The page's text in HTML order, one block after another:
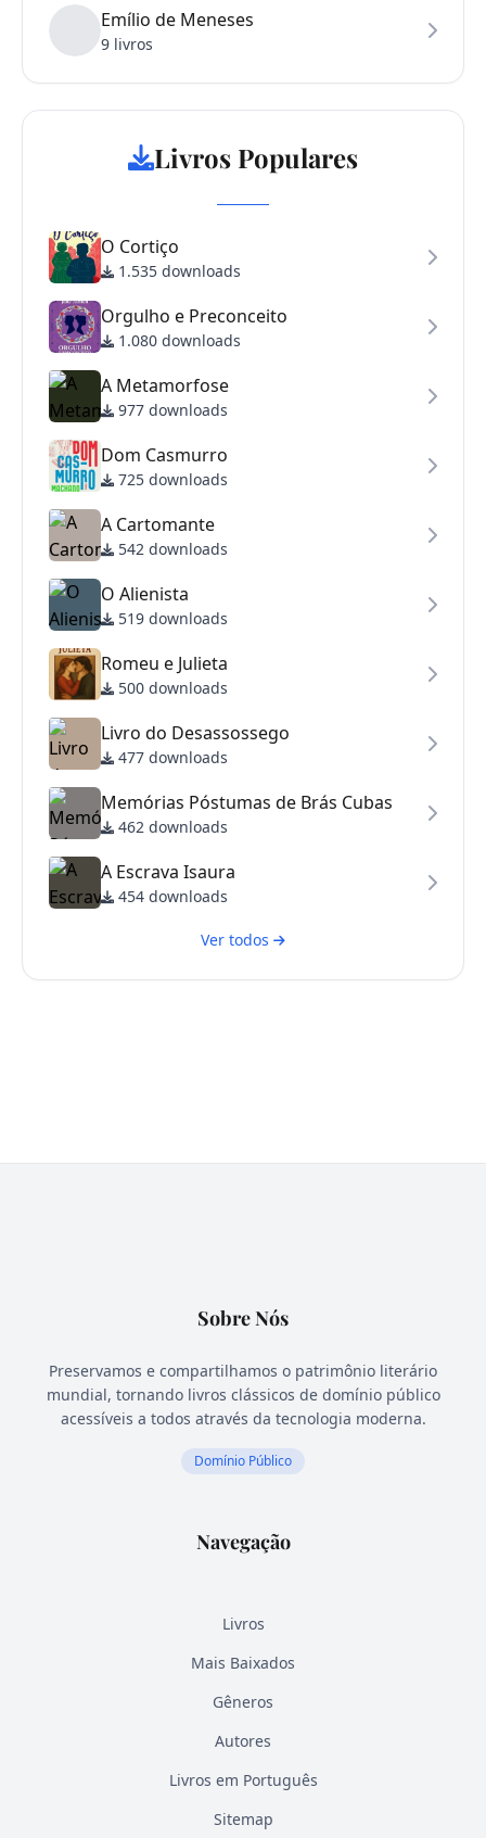
Emílio de Meneses
9 livros
Livros Populares
O Cortiço
1.535 downloads
Orgulho e Preconceito
1.080 downloads
A Metamorfose
977 downloads
Dom Casmurro
725 downloads
A Cartomante
542 downloads
O Alienista
519 downloads
Romeu e Julieta
500 downloads
Livro do Desassossego
477 downloads
Memórias Póstumas de Brás Cubas
462 downloads
A Escrava Isaura
454 downloads
Ver todos
Sobre Nós
Preservamos e compartilhamos o patrimônio literário
mundial, tornando livros clássicos de domínio público
acessíveis a todos através da tecnologia moderna.
Domínio Público
Navegação
Livros
Mais Baixados
Gêneros
Autores
Livros em Português
Sitemap